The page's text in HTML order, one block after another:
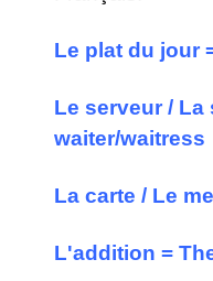
Le plat du jour
Le serveur / La
waiter/waitress
La carte / Le
L'addition =